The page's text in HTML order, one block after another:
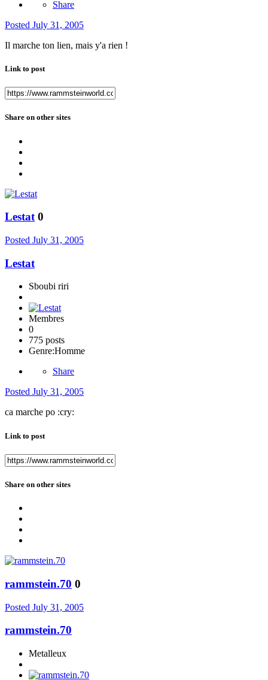
Share
Posted July 31, 2005
Il marche ton lien, mais y'a rien !
Link to post
Share on other sites
Lestat 0
Posted July 31, 2005
Lestat
Sboubi riri
Membres
0
775 posts
Genre:Homme
Share
Posted July 31, 2005
ca marche po :cry:
Link to post
Share on other sites
rammstein.70 0
Posted July 31, 2005
rammstein.70
Metalleux